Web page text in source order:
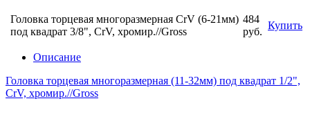
Головка торцевая многоразмерная CrV (6-21мм)
под квадрат 3/8", CrV, хромир.//Gross
484
руб.
Купить
Описание
Головка торцевая многоразмерная (11-32мм) под квадрат 1/2",
CrV, хромир.//Gross